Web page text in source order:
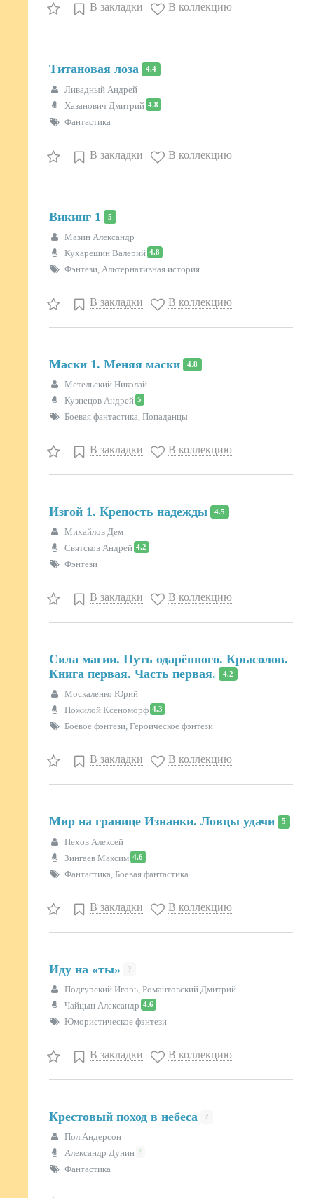
В закладки В коллекцию
Титановая лоза 4.4
Ливадный Андрей
Хазанович Дмитрий 4.8
Фантастика
В закладки В коллекцию
Викинг 1 5
Мазин Александр
Кухарешин Валерий 4.8
Фэнтези, Альтернативная история
В закладки В коллекцию
Маски 1. Меняя маски 4.8
Метельский Николай
Кузнецов Андрей 5
Боевая фантастика, Попаданцы
В закладки В коллекцию
Изгой 1. Крепость надежды 4.5
Михайлов Дем
Святсков Андрей 4.2
Фэнтези
В закладки В коллекцию
Сила магии. Путь одарённого. Крысолов.
Книга первая. Часть первая.
4.2
Москаленко Юрий
Пожилой Ксеноморф 4.3
Боевое фэнтези, Героическое фэнтези
В закладки В коллекцию
Мир на границе Изнанки. Ловцы удачи 5
Пехов Алексей
Зингаев Максим 4.6
Фантастика, Боевая фантастика
В закладки В коллекцию
Иду на «ты» ?
Подгурский Игорь, Романтовский Дмитрий
Чайцын Александр 4.6
Юмористическое фэнтези
В закладки В коллекцию
Крестовый поход в небеса ?
Пол Андерсон
Александр Дунин ?
Фантастика